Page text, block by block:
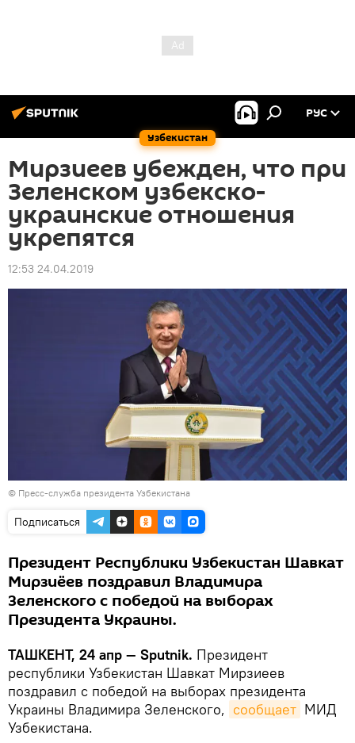
Узбекистан
РУС
Мирзиеев убежден, что при
Зеленском узбекско-
украинские отношения
укрепятся
12:53 24.04.2019
© Пресс-служба президента Узбекистана
Подписаться
Президент Республики Узбекистан Шавкат
Мирзиёев поздравил Владимира
Зеленского с победой на выборах
Президента Украины.
ТАШКЕНТ, 24 апр — Sputnik. Президент
республики Узбекистан Шавкат Мирзиеев
поздравил с победой на выборах президента
Украины Владимира Зеленского, сообщает МИД
Узбекистана.